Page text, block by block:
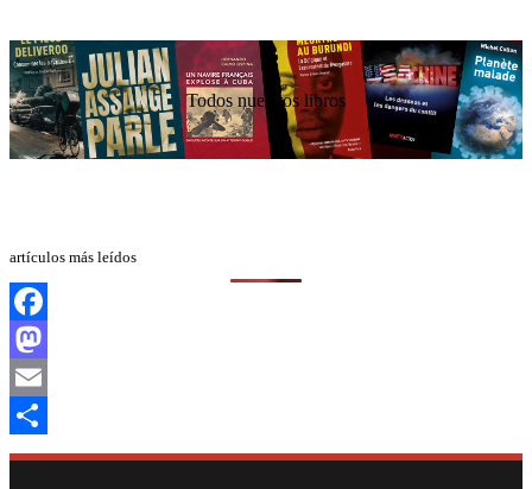
Todos nuestros libros
artículos más leídos
Facebook
Mastodon
Email
Compartir